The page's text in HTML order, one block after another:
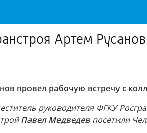
Артем
провел рабочую встречу с
руководителя ФГКУ
Павел Медведевпосетили